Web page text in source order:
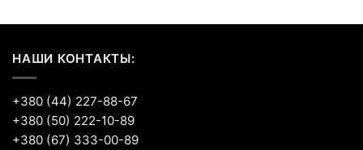
НАШИ КОНТАКТЫ:
+380 (44) 227-88-67
+380 (50) 222-10-89
+380 (67) 333-00-89